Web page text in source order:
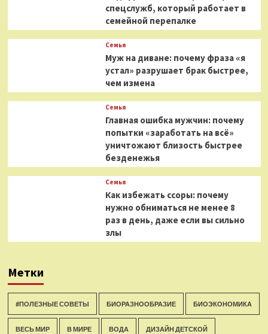
спецслужб, который работает в
семейной перепалке
Семья
Муж на диване: почему фраза «я
устал» разрушает брак быстрее,
чем измена
Семья
Главная ошибка мужчин: почему
попытки «заработать на всё»
уничтожают близость быстрее
безденежья
Семья
Как избежать ссоры: почему
нужно обниматься не менее 8
раз в день, даже если вы сильно
злы
Метки
#ПОЛЕЗНЫЕ СОВЕТЫ БИОРАЗНООБРАЗИЕ БИОЭКОНОМИКА
ВЕСЬ МИР В МИРЕ ВОДА ДИЗАЙН ДЕТСКОЙ